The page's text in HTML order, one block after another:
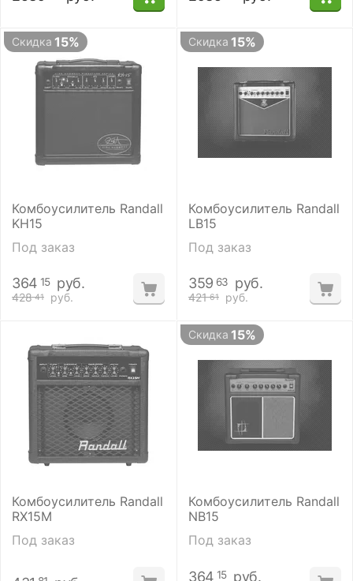
Скидка 15%
Комбоусилитель Randall
KH15
Под заказ
428 41 руб.
364 15 руб.
Скидка 15%
Комбоусилитель Randall
LB15
Под заказ
421 61 руб.
359 63 руб.
Комбоусилитель Randall
RX15M
Под заказ
Скидка 15%
Комбоусилитель Randall
NB15
Под заказ
364 15 руб.